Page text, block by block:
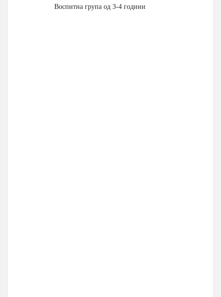
Воспитна група од 3-4 години